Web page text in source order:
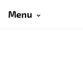
Menu